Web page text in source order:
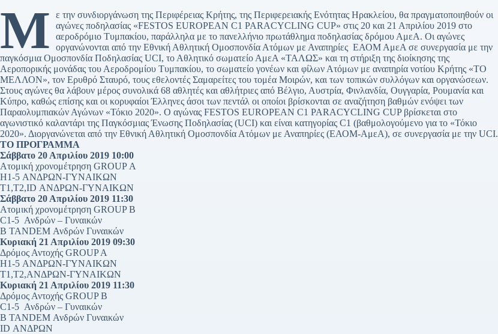
Μ
ε την συνδιοργάνωση της Περιφέρειας Κρήτης, της Περιφερειακής Ενότητας Ηρακλείου, θα πραγματοποιηθούν οι
αγώνες ποδηλασίας «FESTOS EUROPEAN C1 PARACYCLING CUP» στις 20 και 21 Απριλίου 2019 στο
αεροδρόμιο Τυμπακίου, παράλληλα με το πανελλήνιο πρωτάθλημα ποδηλασίας δρόμου ΑμεΑ. Οι αγώνες
οργανώνονται από την Εθνική Αθλητική Ομοσπονδία Ατόμων με Αναπηρίες ΕΑΟΜ ΑμεΑ σε συνεργασία με την
παγκόσμια Ομοσπονδία Ποδηλασίας UCI, το Αθλητικό σωματείο ΑμεΑ «ΤΑΛΩΣ» και τη στήριξη της διοίκησης της
Αεροπορικής μονάδας του Αεροδρομίου Τυμπακίου, το σωματείο γονέων και φίλων Ατόμων με αναπηρία νοτίου Κρήτης «ΤΟ
ΜΕΛΛΟΝ», τον Ερυθρό Σταυρό, τους εθελοντές Σαμαρείτες του τομέα Μοιρών, και των τοπικών συλλόγων και οργανώσεων.
Στους αγώνες θα λάβουν μέρος συνολικά 68 αθλητές και αθλήτριες από Βέλγιο, Αυστρία, Φινλανδία, Ουγγαρία, Ρουμανία και
Κύπρο, καθώς επίσης και οι κορυφαίοι Έλληνες άσοι των πεντάλ οι οποίοι βρίσκονται σε αναζήτηση βαθμών ενόψει των
Παραολυμπιακών Αγώνων «Τόκιο 2020». Ο αγώνας FESTOS EUROPEAN C1 PARACYCLING CUP βρίσκεται στο
αγωνιστικό καλαντάρι της Παγκόσμιας Ένωσης Ποδηλασίας (UCI) και είναι κατηγορίας C1 (βαθμολογούμενο για το «Τόκιο
2020». Διοργανώνεται από την Εθνική Αθλητική Ομοσπονδία Ατόμων με Αναπηρίες (ΕΑΟΜ-ΑμεΑ), σε συνεργασία με την UCI.
ΤΟ ΠΡΟΓΡΑΜΜΑ
Σάββατο 20 Απριλίου 2019 10:00
Ατομική χρονομέτρηση GROUP Α
H1-5 ΑΝΔΡΩΝ-ΓΥΝΑΙΚΩΝ
Τ1,T2,ID ΑΝΔΡΩΝ-ΓΥΝΑΙΚΩΝ
Σάββατο 20 Απριλίου 2019 11:30
Ατομική χρονομέτρηση GROUP Β
C1-5 Ανδρών – Γυναικών
Β TANDEM Ανδρών Γυναικών
Κυριακή 21 Απριλίου 2019 09:30
Δρόμος Αντοχής GROUP A
H1-5 ΑΝΔΡΩΝ-ΓΥΝΑΙΚΩΝ
Τ1,T2,ΑΝΔΡΩΝ-ΓΥΝΑΙΚΩΝ
Κυριακή 21 Απριλίου 2019 11:30
Δρόμος Αντοχής GROUP Β
C1-5 Ανδρών – Γυναικών
Β TANDEM Ανδρών Γυναικών
ID ΑΝΔΡΩΝ